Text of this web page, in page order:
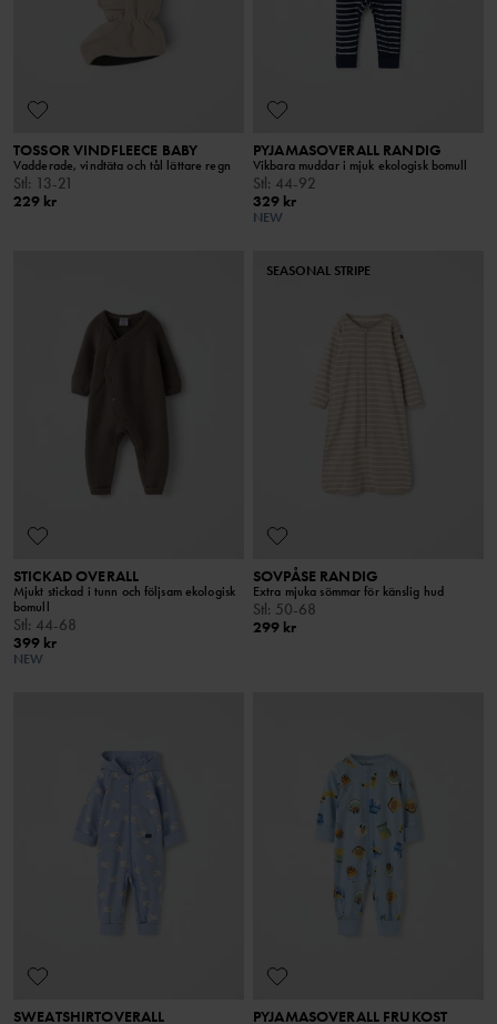
TOSSOR VINDFLEECE BABY
Vadderade, vindtäta och tål lättare regn
Stl: 13-21
229 kr
PYJAMASOVERALL RANDIG
Vikbara muddar i mjuk ekologisk bomull
Stl: 44-92
329 kr
NEW
STICKAD OVERALL
Mjukt stickad i tunn och följsam ekologisk
bomull
Stl: 44-68
399 kr
NEW
SEASONAL STRIPE
SOVPÅSE RANDIG
Extra mjuka sömmar för känslig hud
Stl: 50-68
299 kr
SWEATSHIRTOVERALL PYJAMASOVERALL FRUKOST